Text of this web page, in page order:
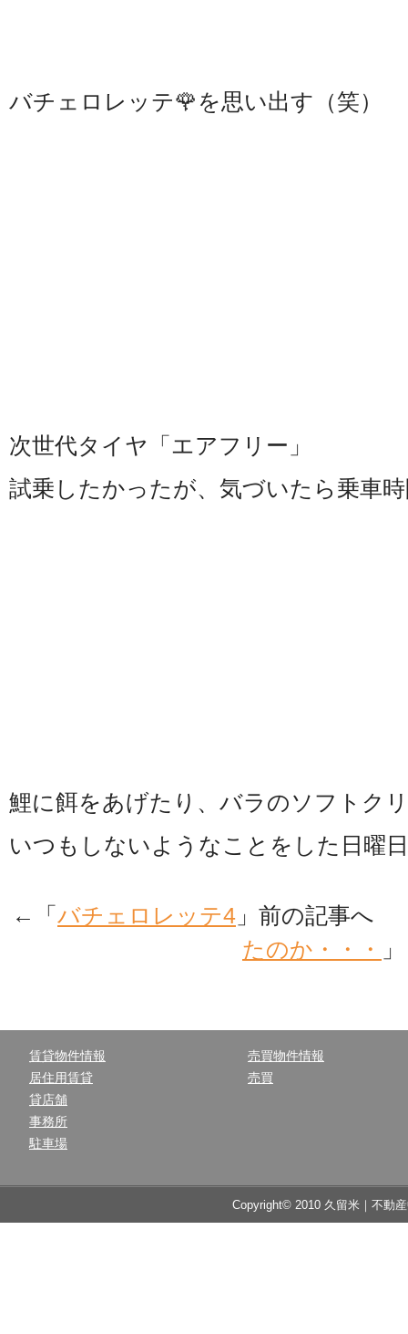
バチェロレッテ🌹を思い出す（笑）
次世代タイヤ「エアフリー」
試乗したかったが、気づいたら乗車
鯉に餌をあげたり、バラのソフトク
いつもしないようなことをした日曜
←「 バチェロレッテ4 」前の記事
たのか・・・
賃貸物件情報
居住用賃貸
貸店舗
事務所
駐車場
売買物件情報
売買
Copyright© 2010 久留米｜不動